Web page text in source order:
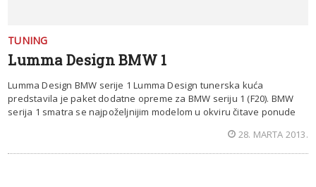
TUNING
Lumma Design BMW 1
Lumma Design BMW serije 1 Lumma Design tunerska kuća
predstavila je paket dodatne opreme za BMW seriju 1 (F20). BMW
serija 1 smatra se najpoželjnijim modelom u okviru čitave ponude
28. MARTA 2013.